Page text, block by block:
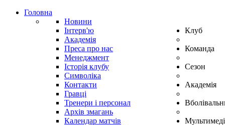
Головна
Новини
Інтерв'ю
Академія
Преса про нас
Клуб
Менеджмент
Історія клубу
Символіка
Контакти
Команда
Гравці
Тренери і персонал
Архів змагань
Сезон
Календар матчів
Академія